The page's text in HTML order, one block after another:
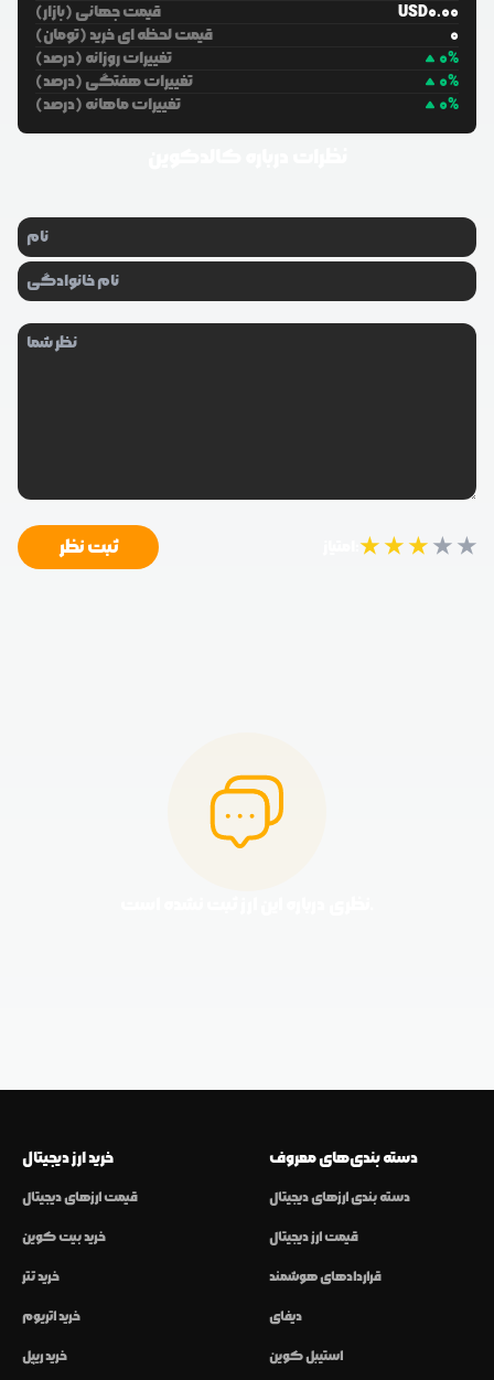
قیمت جهانی (بازار)
USD0.00
قیمت لحظه ای خرید (تومان)
0
تغییرات روزانه (درصد)
0%
تغییرات هفتگی (درصد)
0%
تغییرات ماهانه (درصد)
0%
★★★★★ ثبت نظر
خرید ارز دیجیتال
قیمت ارزهای دیجیتال
خرید بیت کوین
خرید تتر
خرید اتریوم
خرید ریپل
دسته بندی‌های معروف
دسته بندی ارزهای دیجیتال
قیمت ارز دیجیتال
قراردادهای هوشمند
دیفای
استیبل کوین